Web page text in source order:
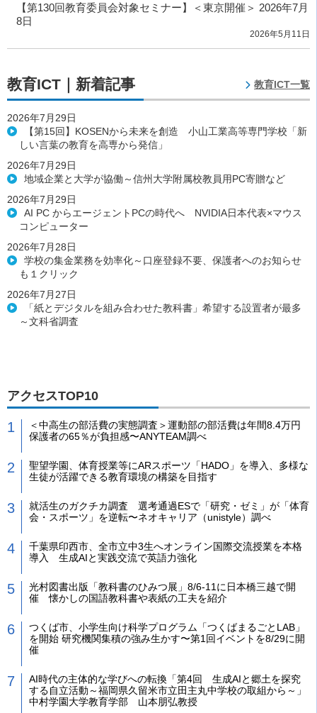
【第130回教育委員会対象セミナー】＜東京開催＞ 2026年7月
8日
2026年5月11日
教育ICT｜新着記事 教育ICT一覧
2026年7月29日
【第15回】KOSENから未来を創造 小山工業高等専門学校「新
しい言葉の教育を高専から発信」
2026年7月29日
地域企業と大学が協働～信州大学附属校教員用PC寄贈など
2026年7月29日
AI PC からエージェントPCの時代へ NVIDIA日本代表×マウス
コンピューター
2026年7月28日
学校の集金業務を効率化～口座登録不要、保護者へのお知らせ
も１クリック
2026年7月27日
「紙とデジタルを組み合わせた教科書」希望する設置者が最多
～文科省調査
アクセスTOP10
＜中高生の部活費の実態調査＞運動部の部活費は年間8.4万円
保護者の65％が負担感〜ANYTEAM調べ
聖望学園、体育授業等にARスポーツ「HADO」を導入、多様な
生徒が活躍できる教育環境の構築を目指す
就活生のガクチカ調査 選考通過ESで「研究・ゼミ」が「体育
会・スポーツ」を逆転〜ネオキャリア（unistyle）調べ
千葉県印西市、全市立中3生へオンライン国際交流授業を本格
導入 生成AIと実践交流で英語力強化
光村図書出版「教科書のひみつ展」8/6-11に日本橋三越で開
催 懐かしの国語教科書や表紙の工夫を紹介
つくば市、小学生向け科学プログラム「つくばまるごとLAB」
を開始 研究機関集積の強み生かす〜第1回イベントを8/29に開
催
AI時代の主体的な学びへの転換「第4回 生成AIと郷土を探究
する自立活動～福岡県久留米市立田主丸中学校の取組から～」
中村学園大学教育学部 山本朋弘教授